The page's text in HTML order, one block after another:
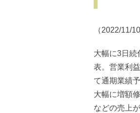
（2022/11/
大幅に3日続
表。営業利
て通期業績
大幅に増額
などの売上